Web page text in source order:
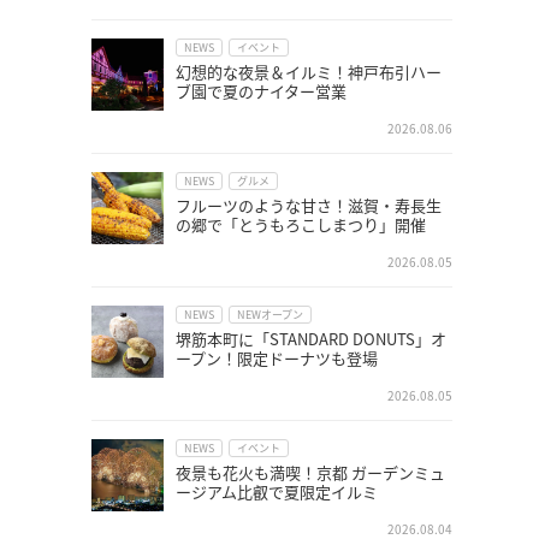
NEWS イベント
幻想的な夜景＆イルミ！神戸布引ハー
ブ園で夏のナイター営業
2026.08.06
NEWS グルメ
フルーツのような甘さ！滋賀・寿長生
の郷で「とうもろこしまつり」開催
2026.08.05
NEWS NEWオープン
堺筋本町に「STANDARD DONUTS」オ
ープン！限定ドーナツも登場
2026.08.05
NEWS イベント
夜景も花火も満喫！京都 ガーデンミュ
ージアム比叡で夏限定イルミ
2026.08.04